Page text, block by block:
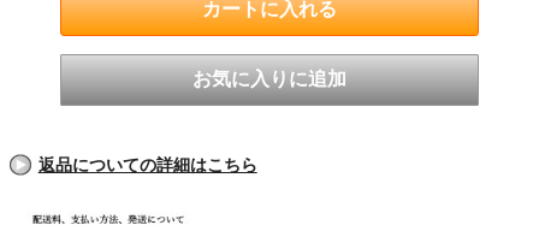
返品についての詳細はこちら